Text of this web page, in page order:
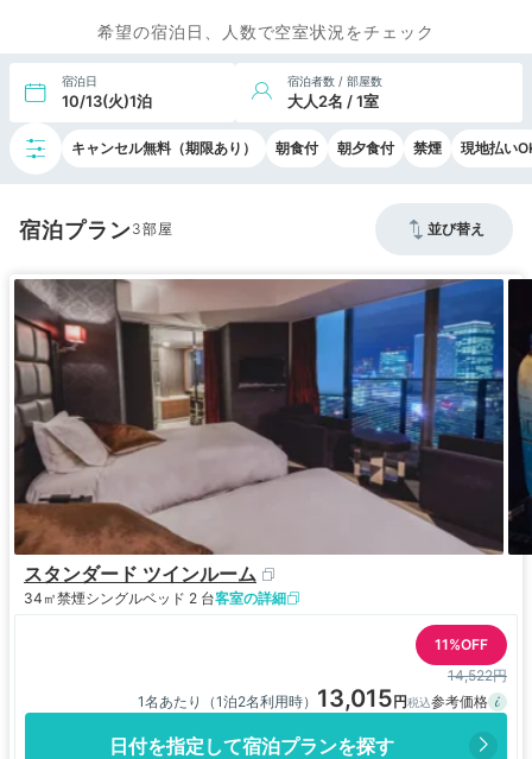
あと ベッドは気持ちよかったのですが クッショ
ンにいた虫に刺され ものすごくかゆくなりまし
た。 クッションカバーって洗っているのでしょう
か？
奇跡の朝食に誘われましたが、そして窓が開くのも
とても良いのですが、虫のいるクッションで全てが
パーになり 二度と泊まらないと思いました。
カップル向きではあります
ませんでした
希望の宿泊日、人数で空室状況をチェック
宿泊日
10/13(火)1泊
宿泊者数 / 部屋数
大人2名 / 1室
キャンセル無料（期限あり） 朝食付 朝夕食付 禁煙 現地払い
宿泊プラン3 並び替え
スタンダード ツインルーム
34㎡禁煙シングルベッド 2 台客室の詳細
11%OFF
14,522円
1名あたり（1泊2名利用時） 13,015
日付を指定して宿泊プランを探す